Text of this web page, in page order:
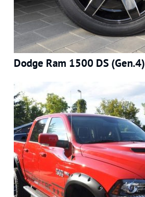
Dodge Ram 1500 DS (Gen.4)